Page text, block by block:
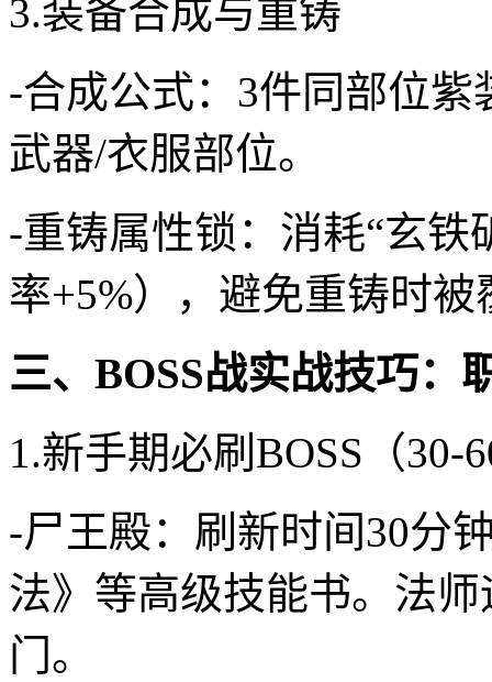
3.装备合成与重铸
-合成公式：3件同部位
武器/衣服部位。
-重铸属性锁：消耗“玄铁
率+5%），避免重铸时被
三、BOSS战实战技巧：
1.新手期必刷BOSS（30-
-尸王殿：刷新时间30分
法》等高级技能书。法
门。